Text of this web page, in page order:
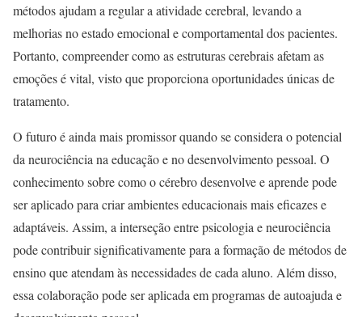
métodos ajudam a regular a atividade cerebral, levando a
melhorias no estado emocional e comportamental dos pacientes.
Portanto, compreender como as estruturas cerebrais afetam as
emoções é vital, visto que proporciona oportunidades únicas de
tratamento.
O futuro é ainda mais promissor quando se considera o potencial
da neurociência na educação e no desenvolvimento pessoal. O
conhecimento sobre como o cérebro desenvolve e aprende pode
ser aplicado para criar ambientes educacionais mais eficazes e
adaptáveis. Assim, a interseção entre psicologia e neurociência
pode contribuir significativamente para a formação de métodos de
ensino que atendam às necessidades de cada aluno. Além disso,
essa colaboração pode ser aplicada em programas de autoajuda e